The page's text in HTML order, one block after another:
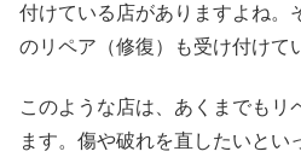
付けている店がありますよね。
のリペア（修復）も受け付けて
このような店は、あくまでもリ
ます。傷や破れを直したいとい